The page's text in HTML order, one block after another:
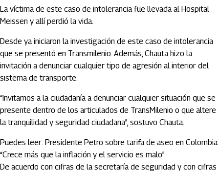
La víctima de este caso de intolerancia fue llevada al Hospital
Meissen y allí perdió la vida.
Desde ya iniciaron la investigación de este caso de intolerancia
que se presentó en Transmilenio. Además, Chauta hizo la
invitación a denunciar cualquier tipo de agresión al interior del
sistema de transporte.
“Invitamos a la ciudadanía a denunciar cualquier situación que se
presente dentro de los articulados de TransMilenio o que altere
la tranquilidad y seguridad ciudadana”, sostuvo Chauta.
Puedes leer: Presidente Petro sobre tarifa de aseo en Colombia:
“Crece más que la inflación y el servicio es malo”
De acuerdo con cifras de la secretaría de seguridad y con cifras